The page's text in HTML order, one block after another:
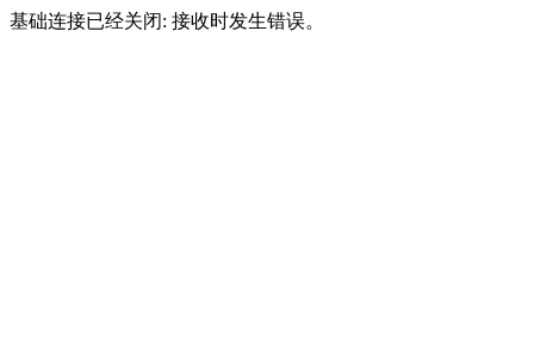
基础连接已经关闭: 接收时发生错误。